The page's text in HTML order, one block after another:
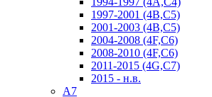
1997-2001 (4B,C5)
2001-2003 (4B,C5)
2004-2008 (4F,C6)
2008-2010 (4F,C6)
2011-2015 (4G,C7)
2015 - н.в.
A7